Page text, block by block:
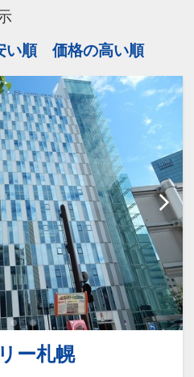
い順 価格の高い順
ー札幌